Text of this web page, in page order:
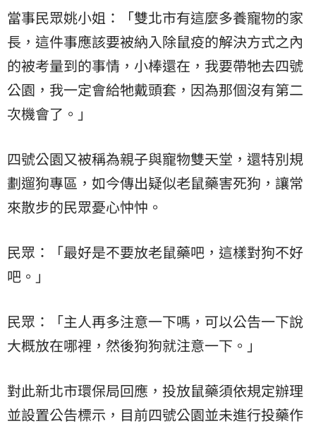
當事民眾姚小姐：「雙北市有這麼多養寵物的家
長，這件事應該要被納入除鼠疫的解決方式之內
的被考量到的事情，小棒還在，我要帶牠去四號
公園，我一定會給牠戴頭套，因為那個沒有第二
次機會了。」
四號公園又被稱為親子與寵物雙天堂，還特別規
劃遛狗專區，如今傳出疑似老鼠藥害死狗，讓常
來散步的民眾憂心忡忡。
民眾：「最好是不要放老鼠藥吧，這樣對狗不好
吧。」
民眾：「主人再多注意一下嗎，可以公告一下說
大概放在哪裡，然後狗狗就注意一下。」
對此新北市環保局回應，投放鼠藥須依規定辦理
並設置公告標示，目前四號公園並未進行投藥作